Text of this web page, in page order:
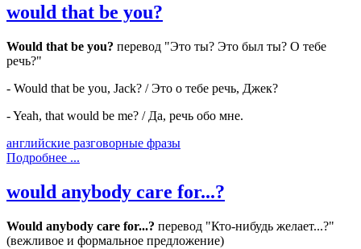
would that be you?
Would that be you? перевод "Это ты? Это был ты? О тебе
речь?"
- Would that be you, Jack? / Это о тебе речь, Джек?
- Yeah, that would be me? / Да, речь обо мне.
английские разговорные фразы
Подробнее ...
would anybody care for...?
Would anybody care for...? перевод "Кто-нибудь желает...?"
(вежливое и формальное предложение)